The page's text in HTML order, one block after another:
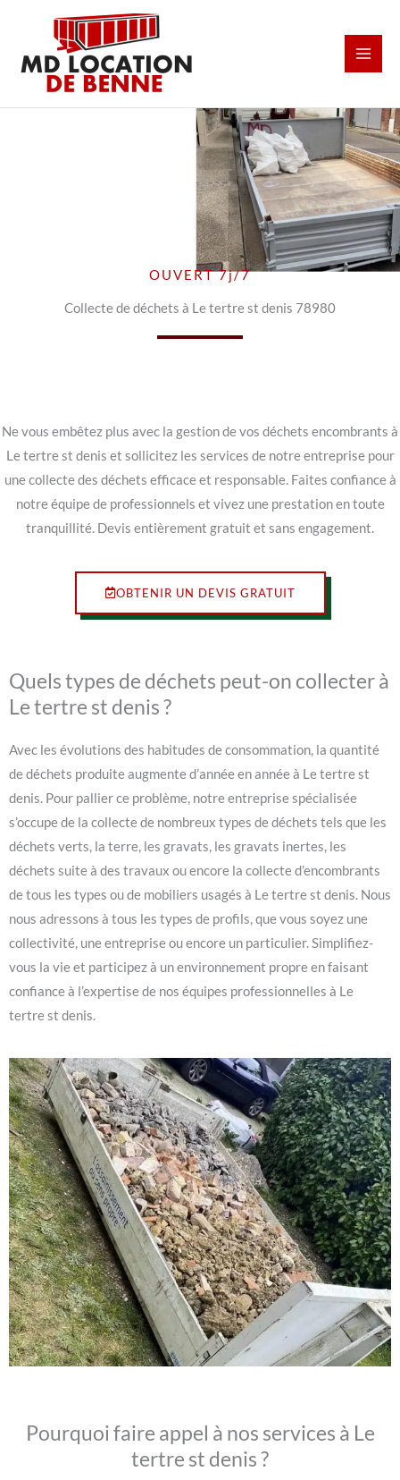
contenu
OUVERT 7j/7
Collecte de déchets à Le tertre st denis 78980
Ne vous embêtez plus avec la gestion de vos déchets encombrants à
Le tertre st denis et sollicitez les services de notre entreprise pour
une collecte des déchets efficace et responsable. Faites confiance à
notre équipe de professionnels et vivez une prestation en toute
tranquillité. Devis entièrement gratuit et sans engagement.
OBTENIR UN DEVIS GRATUIT
Quels types de déchets peut-on collecter à
Le tertre st denis ?
Avec les évolutions des habitudes de consommation, la quantité
de déchets produite augmente d’année en année à Le tertre st
denis. Pour pallier ce problème, notre entreprise spécialisée
s’occupe de la collecte de nombreux types de déchets tels que les
déchets verts, la terre, les gravats, les gravats inertes, les
déchets suite à des travaux ou encore la collecte d’encombrants
de tous les types ou de mobiliers usagés à Le tertre st denis. Nous
nous adressons à tous les types de profils, que vous soyez une
collectivité, une entreprise ou encore un particulier. Simplifiez-
vous la vie et participez à un environnement propre en faisant
confiance à l’expertise de nos équipes professionnelles à Le
tertre st denis.
Pourquoi faire appel à nos services à Le
tertre st denis ?